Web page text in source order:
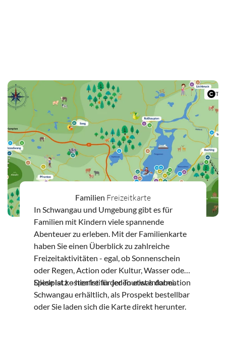
Familien Freizeitkarte
In Schwangau und Umgebung gibt es für
Familien mit Kindern viele spannende
Abenteuer zu erleben. Mit der Familienkarte
haben Sie einen Überblick zu zahlreiche
Freizeitaktivitäten - egal, ob Sonnenschein
oder Regen, Action oder Kultur, Wasser oder
Spielplatz – hier ist für jeden etwas dabei.
Diese ist kostenfrei in der Tourist Information
Schwangau erhältlich, als Prospekt bestellbar
oder Sie laden sich die Karte direkt herunter.